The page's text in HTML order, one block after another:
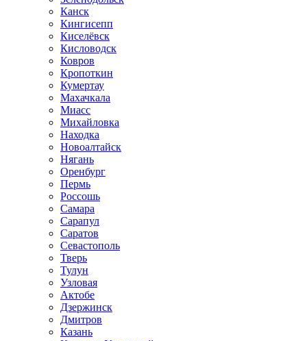
Канск
Кингисепп
Киселёвск
Кисловодск
Ковров
Кропоткин
Кумертау
Махачкала
Миасс
Михайловка
Находка
Новоалтайск
Нягань
Оренбург
Пермь
Россошь
Самара
Сарапул
Саратов
Севастополь
Тверь
Тулун
Узловая
Актобе
Дзержинск
Дмитров
Казань